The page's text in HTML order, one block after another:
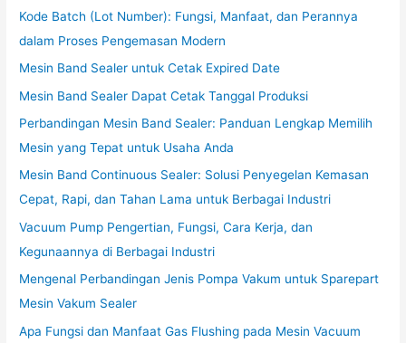
Kode Batch (Lot Number): Fungsi, Manfaat, dan Perannya
dalam Proses Pengemasan Modern
Mesin Band Sealer untuk Cetak Expired Date
Mesin Band Sealer Dapat Cetak Tanggal Produksi
Perbandingan Mesin Band Sealer: Panduan Lengkap Memilih
Mesin yang Tepat untuk Usaha Anda
Mesin Band Continuous Sealer: Solusi Penyegelan Kemasan
Cepat, Rapi, dan Tahan Lama untuk Berbagai Industri
Vacuum Pump Pengertian, Fungsi, Cara Kerja, dan
Kegunaannya di Berbagai Industri
Mengenal Perbandingan Jenis Pompa Vakum untuk Sparepart
Mesin Vakum Sealer
Apa Fungsi dan Manfaat Gas Flushing pada Mesin Vacuum